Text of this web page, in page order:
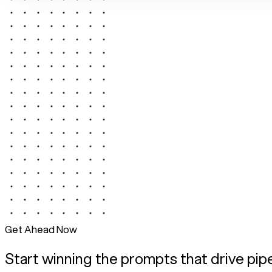
Get Ahead Now
Start winning the prompts that drive